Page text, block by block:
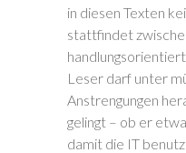
in diesen Texten
stattfindet
Leser darf unter
Anstrengungen
gelingt – ob er
damit die IT